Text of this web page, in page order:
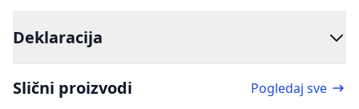
Deklaracija
Slični proizvodi Pogledaj sve